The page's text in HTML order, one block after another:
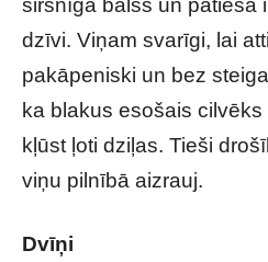
sirsnīga balss un patiesa
dzīvi. Viņam svarīgi, lai
pakāpeniski un bez
ka blakus esošais
kļūst ļoti dziļas. Tieši
viņu pilnībā aizrauj.
Dvīņi